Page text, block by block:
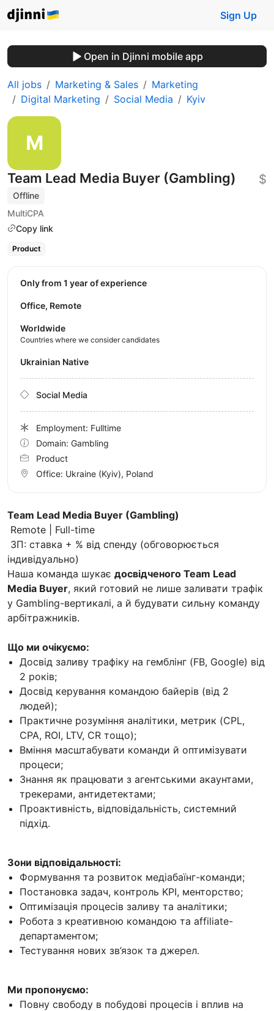
Sign Up
Open in Djinni mobile app
All jobs Marketing & Sales
Marketing
Digital Marketing
Social Media Kyiv
Team Lead Media Buyer (Gambling)
Offline
MultiCPA
Copy link
$
Product
Team Lead Media Buyer (Gambling)
Remote | Full-time
ЗП: ставка + % від спенду (обговорюється
індивідуально)
Наша команда шукає досвідченого Team Lead
Media Buyer, який готовий не лише заливати трафік
у Gambling-вертикалі, а й будувати сильну команду
арбітражників.
Що ми очікуємо:
Досвід заливу трафіку на гемблінг (FB, Google) від
2 років;
Досвід керування командою байерів (від 2
людей);
Практичне розуміння аналітики, метрик (CPL,
CPA, ROI, LTV, CR тощо);
Вміння масштабувати команди й оптимізувати
процеси;
Знання як працювати з агентськими акаунтами,
трекерами, антидетектами;
Проактивність, відповідальність, системний
підхід.
Зони відповідальності:
Формування та розвиток медіабаїнг-команди;
Постановка задач, контроль KPI, менторство;
Оптимізація процесів заливу та аналітики;
Робота з креативною командою та affiliate-
департаментом;
Тестування нових зв’язок та джерел.
Ми пропонуємо:
Повну свободу в побудові процесів і вплив на
Only from 1 year of experience
Office, Remote
Worldwide
Countries where we consider candidates
Ukrainian Native
Social Media
Employment: Fulltime
Domain: Gambling
Product
Office: Ukraine (Kyiv), Poland